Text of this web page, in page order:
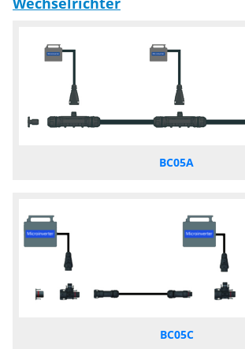
BC05A
BC05C